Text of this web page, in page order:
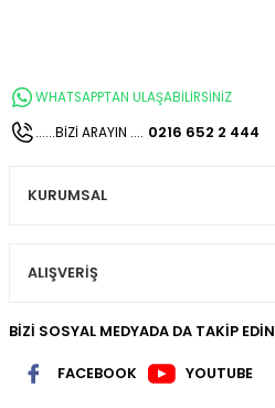
WHATSAPPTAN ULAŞABİLİRSİNİZ
......BİZİ ARAYIN .... 0216 652 2 444
KURUMSAL
ALIŞVERİŞ
BİZİ SOSYAL MEDYADA DA TAKİP EDİN
FACEBOOK YOUTUBE